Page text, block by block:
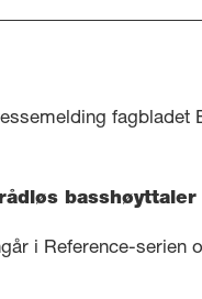
i Reference-